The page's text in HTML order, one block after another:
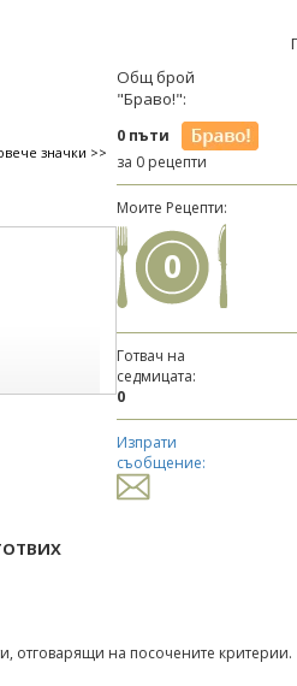
значки >>
Общ брой
"Браво!":
0 пъти
за 0 рецепти
Моите Рецепти:
0
Готвач на
седмицата:
0
Изпрати
съобщение:
отговарящи на посочените критерии.